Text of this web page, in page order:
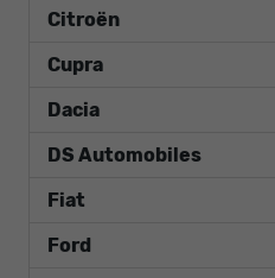
Citroën
Cupra
Dacia
DS Automobiles
Fiat
Ford